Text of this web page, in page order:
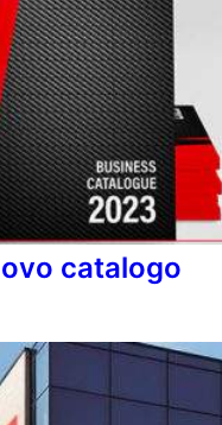
catalogo